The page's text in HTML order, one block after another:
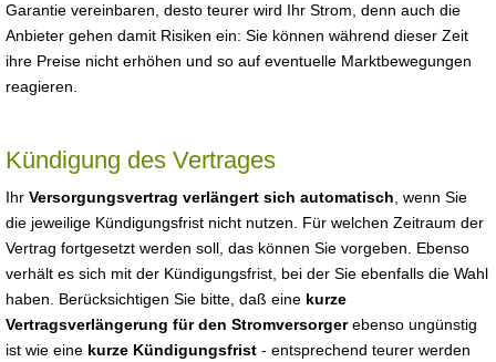
Garantie vereinbaren, desto teurer wird Ihr Strom, denn auch die
Anbieter gehen damit Risiken ein: Sie können während dieser Zeit
ihre Preise nicht erhöhen und so auf eventuelle Marktbewegungen
reagieren.
Kündigung des Vertrages
Ihr Versorgungsvertrag verlängert sich automatisch , wenn Sie
die jeweilige Kündigungsfrist nicht nutzen. Für welchen Zeitraum der
Vertrag fortgesetzt werden soll, das können Sie vorgeben. Ebenso
verhält es sich mit der Kündigungsfrist, bei der Sie ebenfalls die Wahl
haben. Berücksichtigen Sie bitte, daß eine kurze
Vertragsverlängerung für den Stromversorgerebenso ungünstig
ist wie eine kurze Kündigungsfrist - entsprechend teurer werden